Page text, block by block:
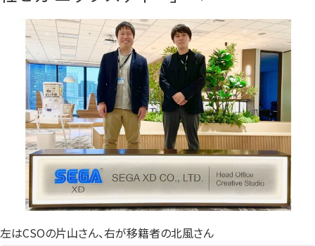
左はCSOの片山さん、右が移籍者の北風さん